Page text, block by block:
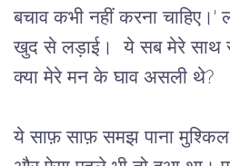
बचाव कभी नहीं करना चाहिए।'
खुद से लड़ाई।  ये सब मेरे साथ
क्या मेरे मन के घाव असली थे?
ये साफ़ साफ़ समझ पाना